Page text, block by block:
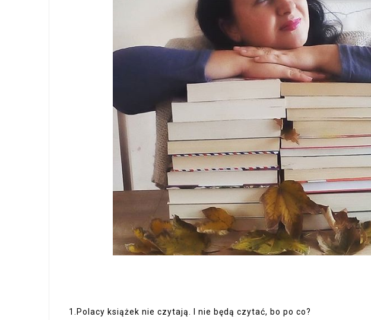
1.Polacy książek nie czytają. I nie będą czytać, bo po co?